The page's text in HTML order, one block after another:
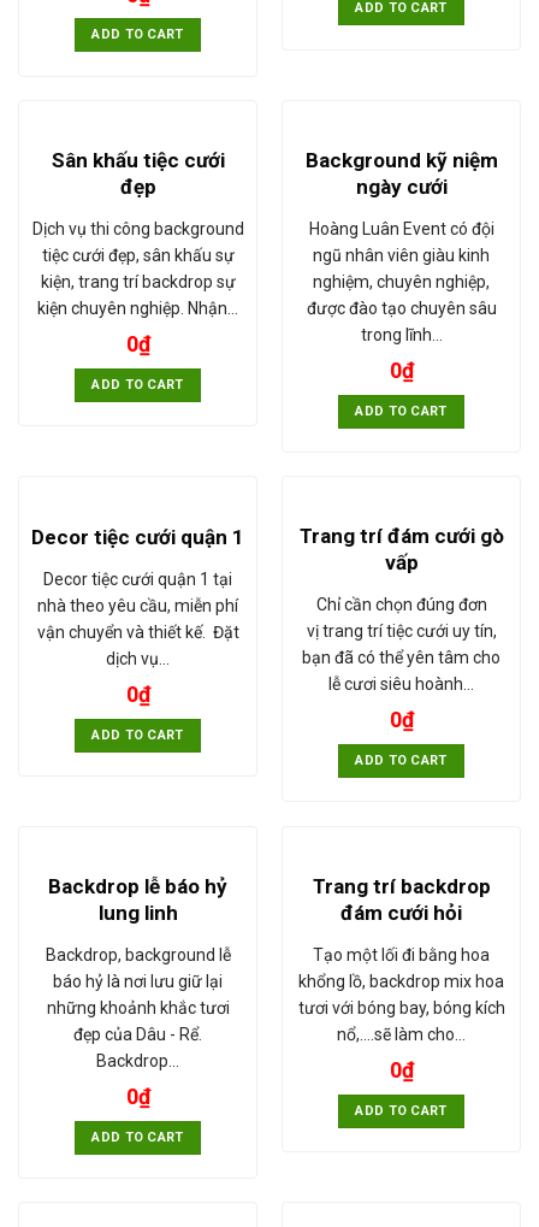
ADD TO CART
ADD TO CART
Sân khấu tiệc cưới
đẹp
Dịch vụ thi công background
tiệc cưới đẹp, sân khấu sự
kiện, trang trí backdrop sự
kiện chuyên nghiệp. Nhận…
0₫
ADD TO CART
Background kỹ niệm
ngày cưới
Hoàng Luân Event có đội
ngũ nhân viên giàu kinh
nghiệm, chuyên nghiệp,
được đào tạo chuyên sâu
trong lĩnh…
0₫
ADD TO CART
Decor tiệc cưới quận 1
Decor tiệc cưới quận 1 tại
nhà theo yêu cầu, miễn phí
vận chuyển và thiết kế. Đặt
dịch vụ…
0₫
ADD TO CART
Trang trí đám cưới gò
vấp
Chỉ cần chọn đúng đơn
vị trang trí tiệc cưới uy tín,
bạn đã có thể yên tâm cho
lễ cươi siêu hoành…
0₫
ADD TO CART
Backdrop lễ báo hỷ
lung linh
Backdrop, background lễ
báo hỷ là nơi lưu giữ lại
những khoảnh khắc tươi
đẹp của Dâu - Rể.
Backdrop…
0₫
ADD TO CART
Trang trí backdrop
đám cưới hỏi
Tạo một lối đi bằng hoa
khổng lồ, backdrop mix hoa
tươi với bóng bay, bóng kích
nổ,....sẽ làm cho…
0₫
ADD TO CART